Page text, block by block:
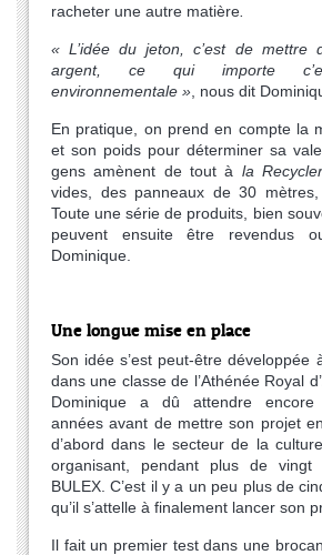
racheter une autre matière
« L’idée du jeton, c’est de mettre
argent, ce qui importe
environnementale » , nous dit
En pratique, on prend en compte la
et son poids pour déterminer sa
gens amènent de tout à la
vides, des panneaux de 30 mètres,
Toute une série de produits, bien
peuvent ensuite être revendus
Dominique.
Une longue mise en place
Son idée s’est peut-être développée
dans une classe de l’Athénée Royal
Dominique a dû attendre encore
années avant de mettre son projet
d’abord dans le secteur de la
organisant, pendant plus de vingt
BULEX. C’est il y a un peu plus de
qu’il s’attelle à finalement lancer son
Il fait un premier test dans une